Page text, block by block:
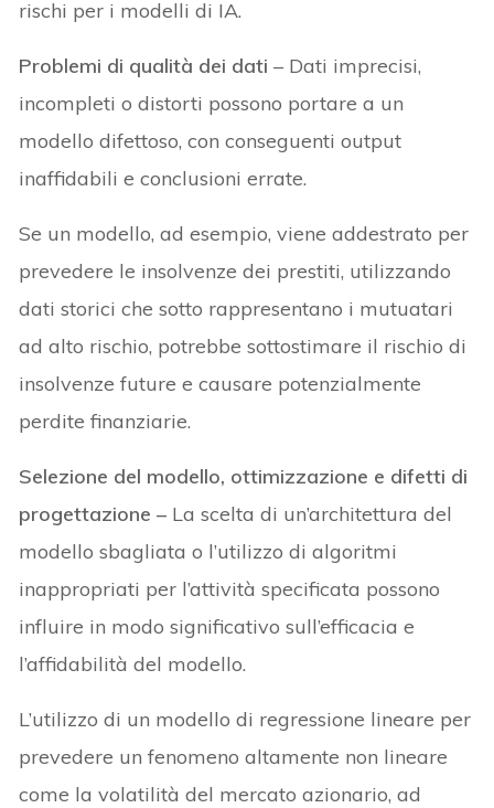
rischi per i modelli di IA.
Problemi di qualità dei dati – Dati imprecisi,
incompleti o distorti possono portare a un
modello difettoso, con conseguenti output
inaffidabili e conclusioni errate.
Se un modello, ad esempio, viene addestrato per
prevedere le insolvenze dei prestiti, utilizzando
dati storici che sotto rappresentano i mutuatari
ad alto rischio, potrebbe sottostimare il rischio di
insolvenze future e causare potenzialmente
perdite finanziarie.
Selezione del modello, ottimizzazione e difetti di
progettazione – La scelta di un’architettura del
modello sbagliata o l’utilizzo di algoritmi
inappropriati per l’attività specificata possono
influire in modo significativo sull’efficacia e
l’affidabilità del modello.
L’utilizzo di un modello di regressione lineare per
prevedere un fenomeno altamente non lineare
come la volatilità del mercato azionario, ad